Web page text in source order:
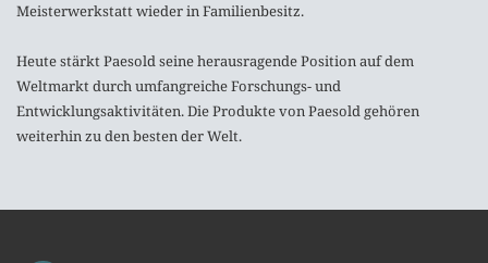
Meisterwerkstatt wieder in Familienbesitz.
Heute stärkt Paesold seine herausragende Position auf dem
Weltmarkt durch umfangreiche Forschungs- und
Entwicklungsaktivitäten. Die Produkte von Paesold gehören
weiterhin zu den besten der Welt.